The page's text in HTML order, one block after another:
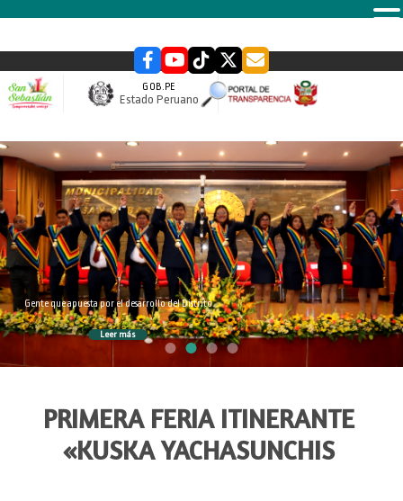
GOB.PE
Estado Peruano
slider
Gente que apuesta por el desarrollo del Distrito
Leer más
PRIMERA FERIA ITINERANTE
«KUSKA YACHASUNCHIS